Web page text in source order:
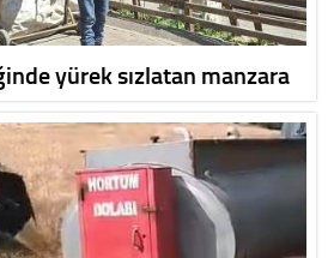
yürek sızlatan manzara